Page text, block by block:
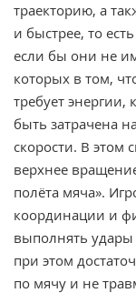
траекторию, а
и быстрее, то
если бы они не
которых в том,
требует энергии,
быть затрачена
скорости. В этом
верхнее
полёта мяча».
координации и
выполнять
при этом
по мячу и не